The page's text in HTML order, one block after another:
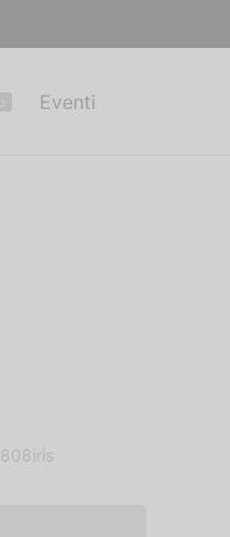
Eventi
808iris